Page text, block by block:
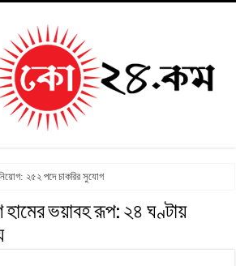
২৫২ পদে চাকরির সুযোগ
হামের ভয়াবহ রূপ: ২৪ ঘণ্টায়